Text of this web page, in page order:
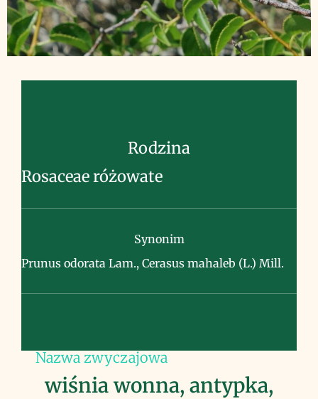
Rodzina
Rosaceae różowate
Synonim
Prunus odorata Lam., Cerasus mahaleb (L.) Mill.
Nazwa zwyczajowa
wiśnia wonna, antypka,